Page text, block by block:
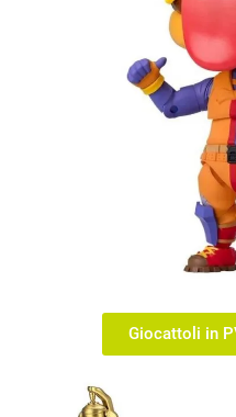
Giocattoli in